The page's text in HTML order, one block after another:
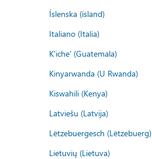
Íslenska (ísland)
Italiano (Italia)
K'iche' (Guatemala)
Kinyarwanda (U Rwanda)
Kiswahili (Kenya)
Latviešu (Latvija)
Lëtzebuergesch (Lëtzebuerg)
Lietuvių (Lietuva)